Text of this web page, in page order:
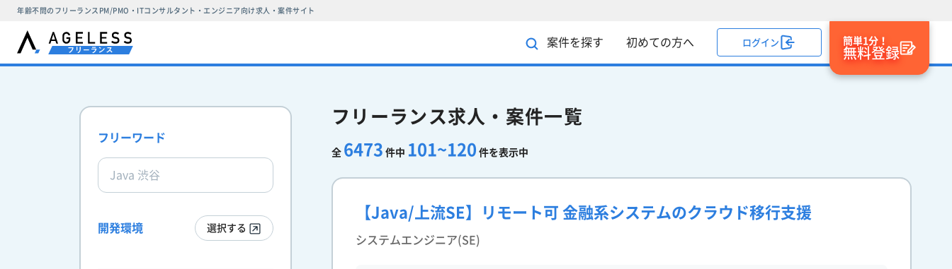
年齢不問のフリーランスPM/PMO・ITコンサルタント・エンジニア向け求人・案件サイト
案件を探す 初めての方へ ログイン 簡単1分！
無料登録
フリーワード
開発環境 選択する
フリーランス求人・案件一覧
全 6473 件中 101~120 件を表示中
【Java/上流SE】リモート可 金融系システムのクラウド移行支援
システムエンジニア(SE)